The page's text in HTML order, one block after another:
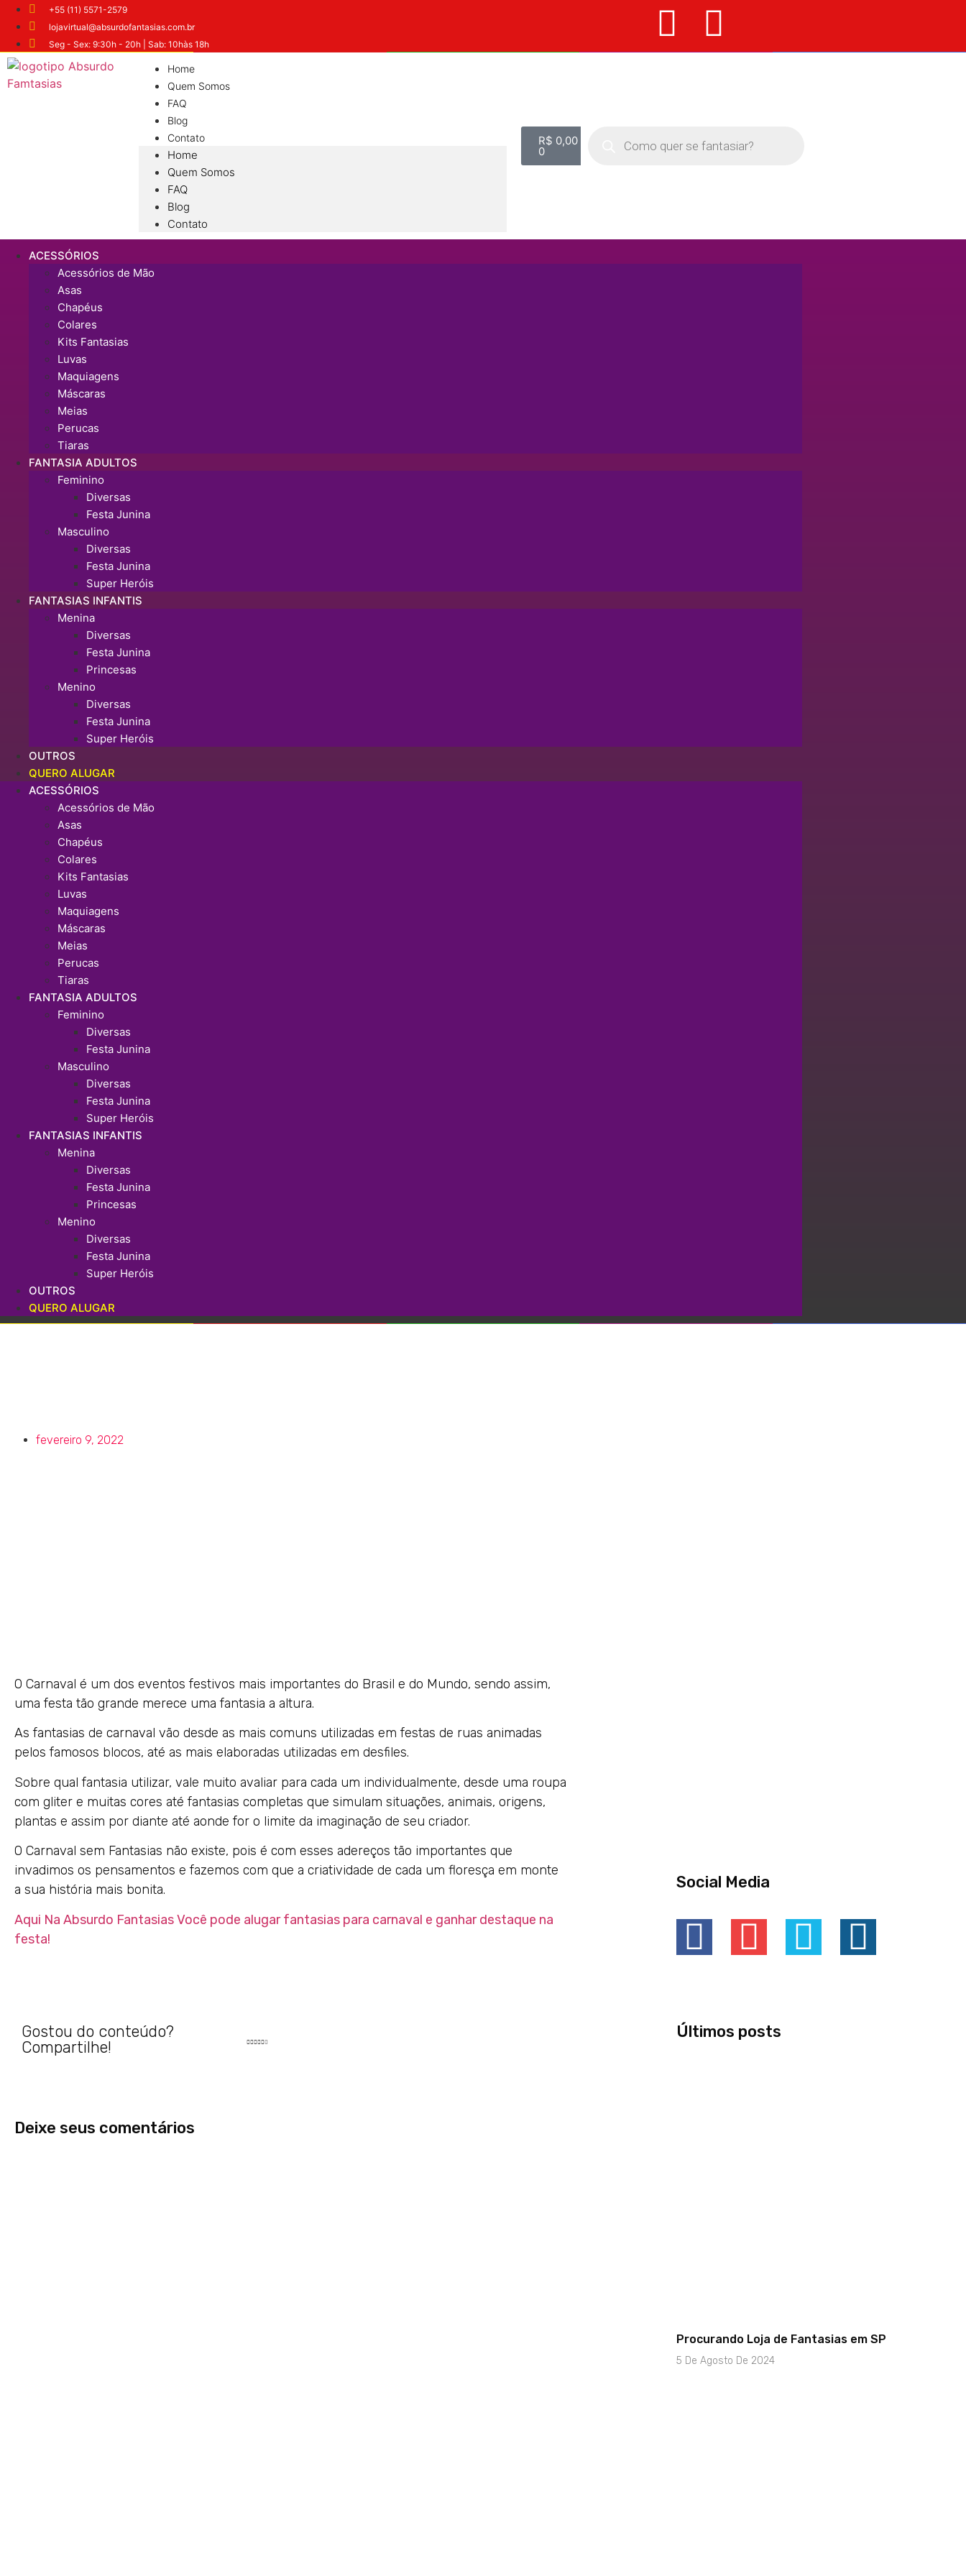
+55 (11) 5571-2579
lojavirtual@absurdofantasias.com.br
Seg - Sex: 9:30h - 20h | Sab: 10hàs 18h
Home
Quem Somos
FAQ
Blog
Contato
Home
Quem Somos
FAQ
Blog
Contato
R$ 0,00
0
ACESSÓRIOS
Acessórios de Mão
Asas
Chapéus
Colares
Kits Fantasias
Luvas
Maquiagens
Máscaras
Meias
Perucas
Tiaras
FANTASIA ADULTOS
Feminino
Diversas
Festa Junina
Masculino
Diversas
Festa Junina
Super Heróis
FANTASIAS INFANTIS
Menina
Diversas
Festa Junina
Princesas
Menino
Diversas
Festa Junina
Super Heróis
OUTROS
QUERO ALUGAR
ACESSÓRIOS
Acessórios de Mão
Asas
Chapéus
Colares
Kits Fantasias
Luvas
Maquiagens
Máscaras
Meias
Perucas
Tiaras
FANTASIA ADULTOS
Feminino
Diversas
Festa Junina
Masculino
Diversas
Festa Junina
Super Heróis
FANTASIAS INFANTIS
Menina
Diversas
Festa Junina
Princesas
Menino
Diversas
Festa Junina
Super Heróis
OUTROS
QUERO ALUGAR
fevereiro 9, 2022
O Carnaval é um dos eventos festivos mais importantes do Brasil e do Mundo, sendo assim,
uma festa tão grande merece uma fantasia a altura.
As fantasias de carnaval vão desde as mais comuns utilizadas em festas de ruas animadas
pelos famosos blocos, até as mais elaboradas utilizadas em desfiles.
Sobre qual fantasia utilizar, vale muito avaliar para cada um individualmente, desde uma roupa
com gliter e muitas cores até fantasias completas que simulam situações, animais, origens,
plantas e assim por diante até aonde for o limite da imaginação de seu criador.
O Carnaval sem Fantasias não existe, pois é com esses adereços tão importantes que
invadimos os pensamentos e fazemos com que a criatividade de cada um floresça em monte
a sua história mais bonita.
Aqui Na Absurdo Fantasias Você pode alugar fantasias para carnaval e ganhar destaque na
festa!
Gostou do conteúdo?
Compartilhe!
Deixe seus comentários
Social Media
Últimos posts
Procurando Loja de Fantasias em SP
5 De Agosto De 2024